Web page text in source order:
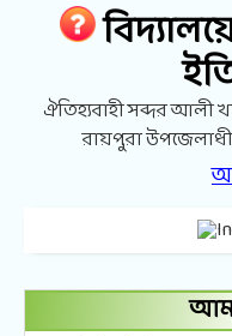
ঐতিহ্যবাহী সব্দর আলী
রায়পুরা